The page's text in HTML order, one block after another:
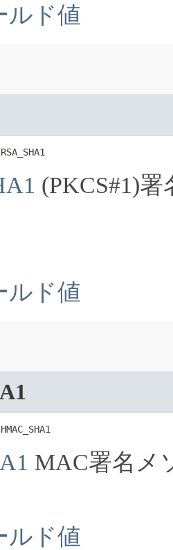
ルド値
RSA_SHA1
(PKCS#1)
ルド値
HMAC_SHA1
MAC署名メ
ルド値